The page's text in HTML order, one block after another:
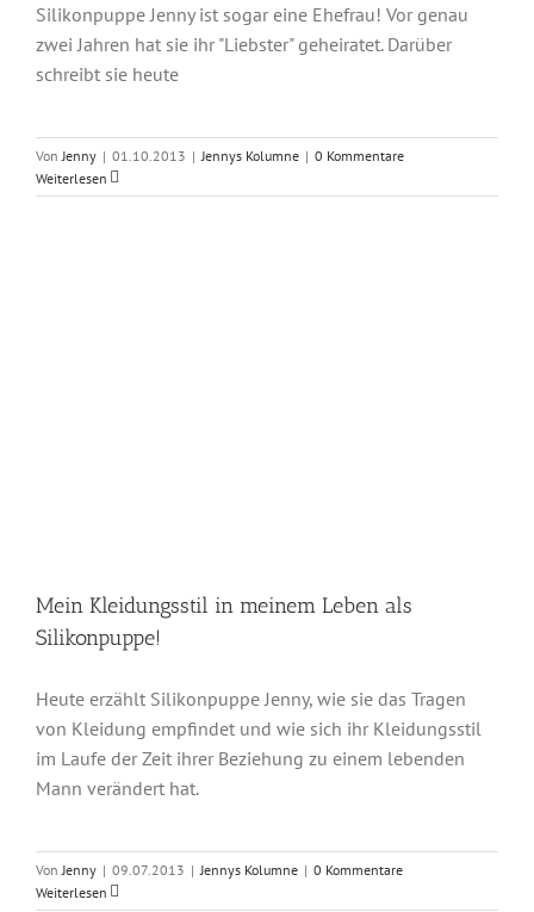
Silikonpuppe Jenny ist sogar eine Ehefrau! Vor genau
zwei Jahren hat sie ihr "Liebster" geheiratet. Darüber
schreibt sie heute
Von Jenny | 01.10.2013 | Jennys Kolumne | 0 Kommentare
Weiterlesen
Mein Kleidungsstil in meinem Leben als
Silikonpuppe!
Heute erzählt Silikonpuppe Jenny, wie sie das Tragen
von Kleidung empfindet und wie sich ihr Kleidungsstil
im Laufe der Zeit ihrer Beziehung zu einem lebenden
Mann verändert hat.
Von Jenny | 09.07.2013 | Jennys Kolumne | 0 Kommentare
Weiterlesen